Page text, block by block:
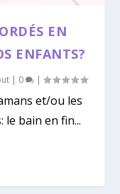
EN
ENFANTS?
| 0 |
et/ou les
bain en fin...